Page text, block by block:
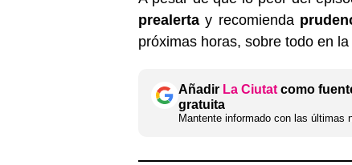
prealerta y recomienda
próximas horas, sobre todo en
Añadir La Ciutat como
gratuita
Mantente informado con las últimas